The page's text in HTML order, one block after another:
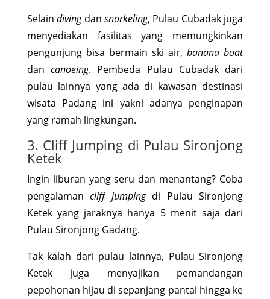
Selaindivingdan snorkeling, Pulau Cubadak juga
menyediakan fasilitas yang memungkinkan
pengunjung bisa bermain ski air,banana boat
dancanoeing. Pembeda Pulau Cubadak dari
pulau lainnya yang ada di kawasan destinasi
wisata Padang ini yakni adanya penginapan
yang ramah lingkungan.
3. Cliff Jumping di Pulau Sironjong
Ketek
Ingin liburan yang seru dan menantang? Coba
pengalamancliff jumpingdi Pulau Sironjong
Ketek yang jaraknya hanya 5 menit saja dari
Pulau Sironjong Gadang.
Tak kalah dari pulau lainnya, Pulau Sironjong
Ketek juga menyajikan pemandangan
pepohonan hijau di sepanjang pantai hingga ke